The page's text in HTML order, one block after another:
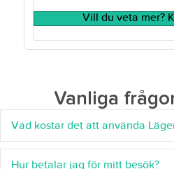
Vill du veta mer?
Vanliga
Vad kostar det att använda
Hur betalar jag för mitt besök?